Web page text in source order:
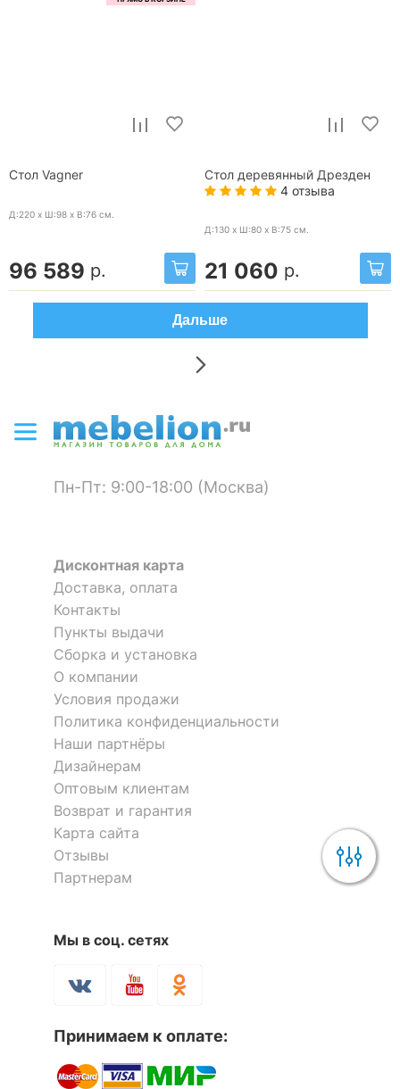
Стол Vagner
Д:220 x Ш:98 x В:76 см.
96 589 р.
Стол деревянный Дрезден
4 отзыва
Д:130 x Ш:80 x В:75 см.
21 060 р.
Дальше
Пн-Пт: 9:00-18:00 (Москва)
Дисконтная карта
Доставка, оплата
Контакты
Пункты выдачи
Сборка и установка
О компании
Условия продажи
Политика конфиденциальности
Наши партнёры
Дизайнерам
Оптовым клиентам
Возврат и гарантия
Карта сайта
Отзывы
Партнерам
Мы в соц. сетях
Принимаем к оплате: